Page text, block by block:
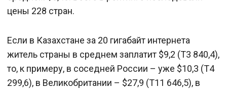
цены 228 стран.
Если в Казахстане за 20 гигабайт интернета
житель страны в среднем заплатит $9,2 (Т3 840,4),
то, к примеру, в соседней России – уже $10,3 (Т4
299,6), в Великобритании – $27,9 (Т11 646,5), в